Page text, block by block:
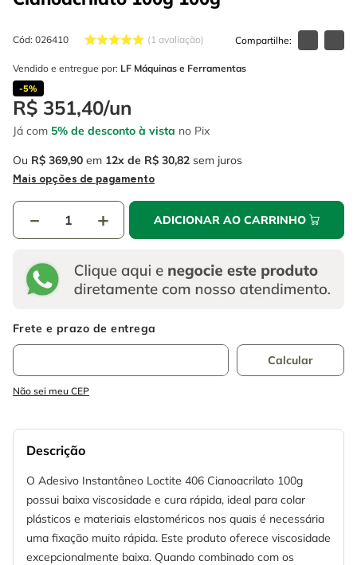
Cód: 026410 1 avaliação
Vendido e entregue por: LF Máquinas e Ferramentas
-5%
R$ 351,40/un
Já com 5% de desconto à vista no Pix
Ou R$ 369,90 em 12 R$ 30,82 sem juros
Mais opções de pagamento
＋
－ ADICIONAR AO CARRINHO
Não sei meu CEP
Descrição
O Adesivo Instantâneo Loctite 406 Cianoacrilato 100g
possui baixa viscosidade e cura rápida, ideal para colar
plásticos e materiais elastoméricos nos quais é necessária
uma fixação muito rápida. Este produto oferece viscosidade
excepcionalmente baixa. Quando combinado com os
6º serra copo
7º luva
8º fio
9 º lavadora alta pressão
10º alicate
º escada
º serra circular
º serra copo
º luva
º fio
º lavadora alta pressão